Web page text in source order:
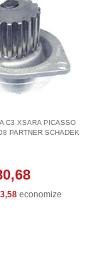
C3 XSARA PICASSO
PARTNER SCHADEK
economize